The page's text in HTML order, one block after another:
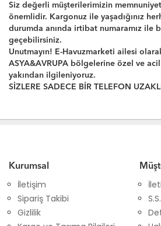
Siz değerli müşterilerimizin
önemlidir. Kargonuz ile yaşadığınız
durumda anında irtibat numaramız ile
geçebilirsiniz.
Unutmayın! E-Havuzmarketi ailesi
ASYA&AVRUPA bölgelerine özel ve
yakından ilgileniyoruz.
SİZLERE SADECE BİR TELEFON
Kurumsal
İletişim
Sipariş Takibi
Gizlilik